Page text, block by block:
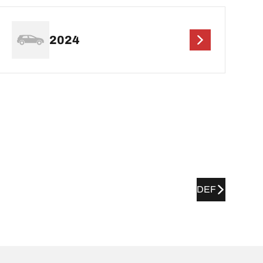
2024
DEF